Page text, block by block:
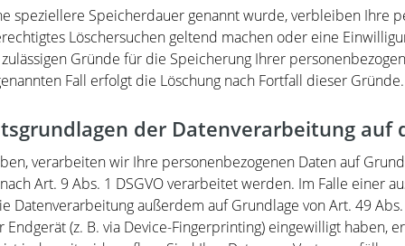
speziellere Speicherdauer genannt wurde, verbleiben Ihre
Löschersuchen geltend machen oder eine
Gründe für die Speicherung Ihrer
Fall erfolgt die Löschung nach Fortfall dieser Gründe.
der Datenverarbeitung auf
verarbeiten wir Ihre personenbezogenen Daten auf
Art. 9 Abs. 1 DSGVO verarbeitet werden. Im Falle einer
außerdem auf Grundlage von Art. 49
(z. B. via Device-Fingerprinting) eingewilligt haben,